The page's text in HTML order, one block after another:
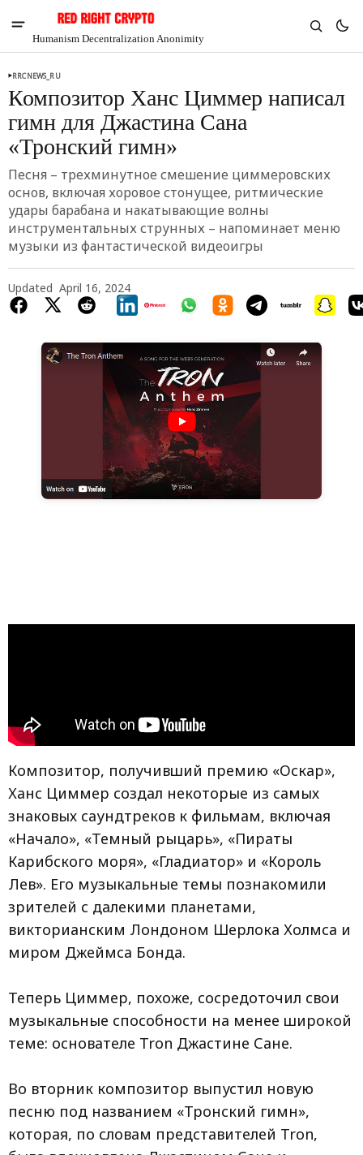
Humanism Decentralization Anonimity
Chia
$1.33
RRCNEWS_RU
Композитор Ханс Циммер написал
гимн для Джастина Сана
«Тронский гимн»
Песня – трехминутное смешение циммеровских
основ, включая хоровое стонущее, ритмические
удары барабана и накатывающие волны
инструментальных струнных – напоминает меню
музыки из фантастической видеоигры
Updated April 16, 2024
Композитор, получивший премию «Оскар»,
Ханс Циммер создал некоторые из самых
знаковых саундтреков к фильмам, включая
«Начало», «Темный рыцарь», «Пираты
Карибского моря», «Гладиатор» и «Король
Лев». Его музыкальные темы познакомили
зрителей с далекими планетами,
викторианским Лондоном Шерлока Холмса и
миром Джеймса Бонда.
Теперь Циммер, похоже, сосредоточил свои
музыкальные способности на менее широкой
теме: основателе Tron Джастине Сане.
Во вторник композитор выпустил новую
песню под названием «Тронский гимн»,
которая, по словам представителей Tron,